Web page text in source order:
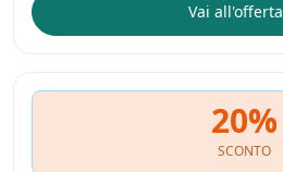
Vai all'offerta
20%
SCONTO